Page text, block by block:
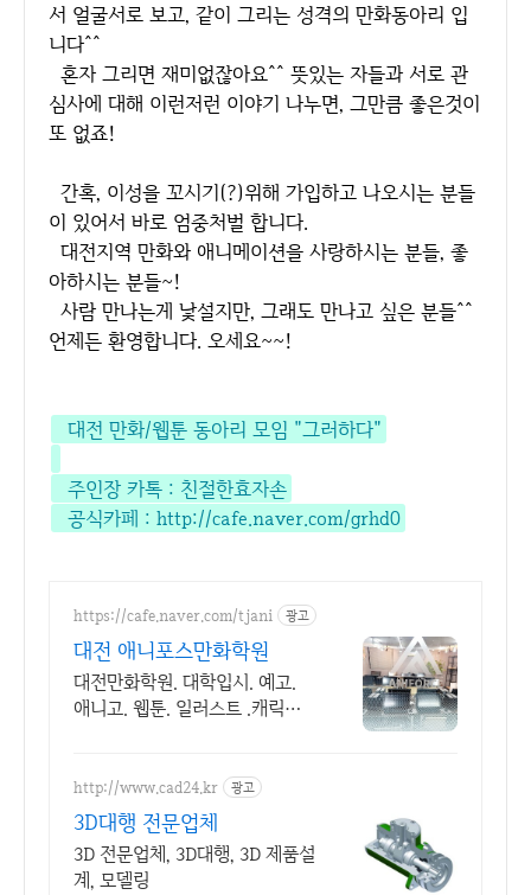
서 얼굴서로 보고, 같이 그리는 성격의 만화동아리 입
니다^^
혼자 그리면 재미없잖아요^^ 뜻있는 자들과 서로 관
심사에 대해 이런저런 이야기 나누면, 그만큼 좋은것이
또 없죠!
간혹, 이성을 꼬시기(?)위해 가입하고 나오시는 분들
이 있어서 바로 엄중처벌 합니다.
대전지역 만화와 애니메이션을 사랑하시는 분들, 좋
아하시는 분들~!
사람 만나는게 낯설지만, 그래도 만나고 싶은 분들^^
언제든 환영합니다. 오세요~~!
대전 만화/웹툰 동아리 모임 "그러하다"
주인장 카톡 : 친절한효자손
공식카페 : http://cafe.naver.com/grhd0
https://cafe.naver.com/tjani 광고
대전 애니포스만화학원
대전만화학원. 대학입시. 예고.
애니고. 웹툰. 일러스트 .캐릭터.
http://www.cad24.kr 광고
3D대행 전문업체
3D 전문업체, 3D대행, 3D 제품설
계, 모델링